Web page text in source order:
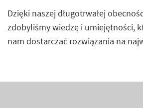
Dzięki naszej długotrwałej
zdobyliśmy wiedzę i umiejętności,
nam dostarczać rozwiązania na